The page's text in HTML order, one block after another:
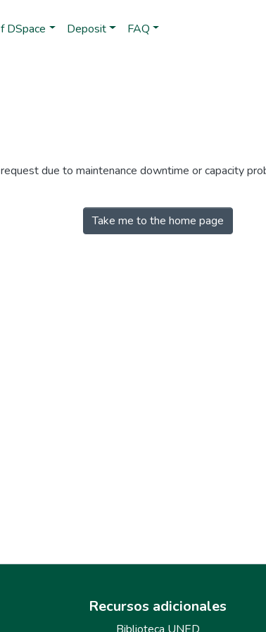
DSpace Deposit FAQ
due to maintenance downtime or capacity
Take me to the home page
Recursos adicionales